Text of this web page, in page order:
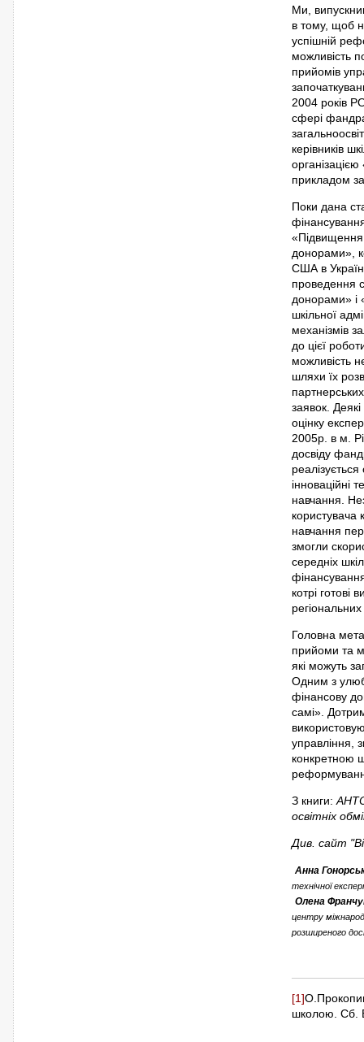
Ми,
в тому, щоб
успішній
можливість
прийомів
2004 років
сфері
керівників
прикладом
Поки дана
«Підвищення
донорами»,
США в
проведення
донорами» і
шкільної
механізмів
до цієї
можливість
шляхи їх
заявок.
оцінку
2005р. в м.
досвіду
інноваційні
навчання.
користувача
навчання
змогли
середніх
котрі готові
Головна мета
прийоми та
які можуть
Одним з
фінансову
самі».
управління,
конкретною
З книги:
освітніх
Див. сайт
Анна
технічної
Олена
центру
розши­реного
[1]
школою. Сб.